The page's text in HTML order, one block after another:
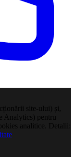
site-ului) și,
Analytics) pentru
analitice. Detalii: